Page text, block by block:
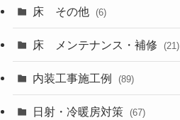
床 その他 (6)
床 メンテナンス・補修 (21)
内装工事施工例 (89)
日射・冷暖房対策 (67)